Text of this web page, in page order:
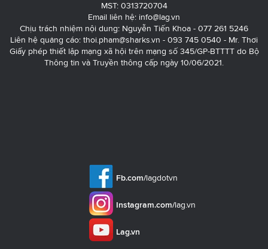
MST: 0313720704
Email liên hệ: info@lag.vn
Chịu trách nhiệm nội dung: Nguyễn Tiến Khoa - 077 261 5246
Liên hệ quảng cáo: thoi.pham@sharks.vn - 093 745 0540 - Mr. Thơi
Giấy phép thiết lập mạng xã hội trên mạng số 345/GP-BTTTT do Bộ
Thông tin và Truyền thông cấp ngày 10/06/2021.
Fb.com/lagdotvn
Instagram.com/lag.vn
Lag.vn